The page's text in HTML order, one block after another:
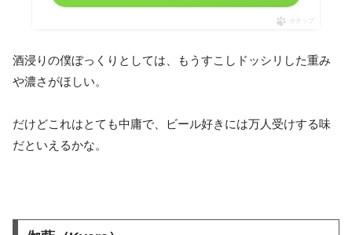
ポチップ
酒浸りの僕ぼっくりとしては、もうすこしドッシリした重み
や濃さがほしい。
だけどこれはとても中庸で、ビール好きには万人受けする味
だといえるかな。